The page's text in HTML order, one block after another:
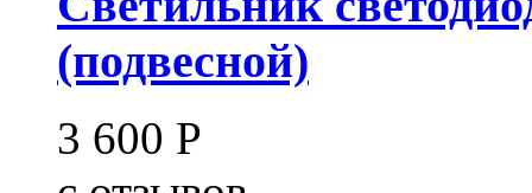
(подвесной)
3 600 Р